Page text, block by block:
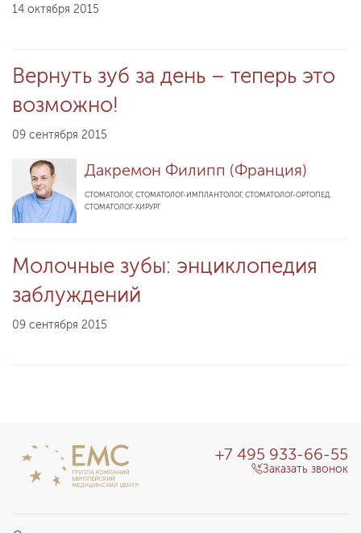
14 октября 2015
Вернуть зуб за день – теперь это
возможно!
09 сентября 2015
Дакремон Филипп (Франция)
СТОМАТОЛОГ, СТОМАТОЛОГ-ИМПЛАНТОЛОГ, СТОМАТОЛОГ-ОРТОПЕД,
СТОМАТОЛОГ-ХИРУРГ
Молочные зубы: энциклопедия
заблуждений
09 сентября 2015
+7 495 933-66-55
Заказать звонок